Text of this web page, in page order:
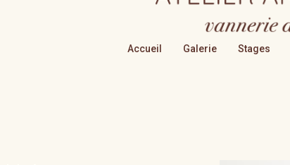
Accueil Galerie Stages